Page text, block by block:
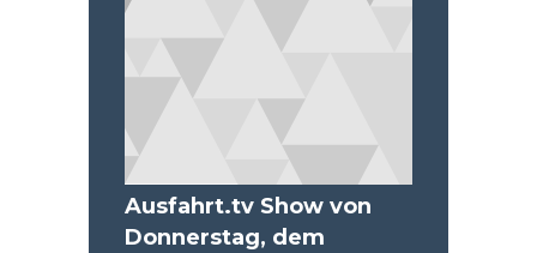
Ausfahrt.tv Show von
Donnerstag, dem